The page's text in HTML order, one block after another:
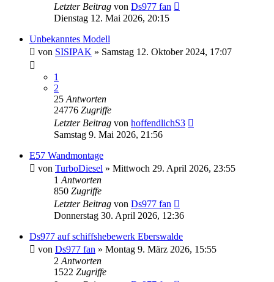
Letzter Beitrag von Ds977 fan
Dienstag 12. Mai 2026, 20:15
Unbekanntes Modell
von SISIPAK » Samstag 12. Oktober 2024, 17:07
1
2
25 Antworten
24776 Zugriffe
Letzter Beitrag von hoffendlichS3
Samstag 9. Mai 2026, 21:56
E57 Wandmontage
von TurboDiesel » Mittwoch 29. April 2026, 23:55
1 Antworten
850 Zugriffe
Letzter Beitrag von Ds977 fan
Donnerstag 30. April 2026, 12:36
Ds977 auf schiffshebewerk Eberswalde
von Ds977 fan » Montag 9. März 2026, 15:55
2 Antworten
1522 Zugriffe